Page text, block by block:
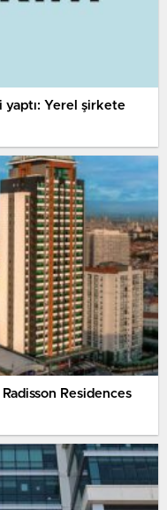
yaptı: Yerel şirkete
Residences